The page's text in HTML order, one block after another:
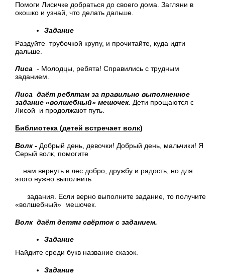
Помоги Лисичке добраться до своего дома. Загляни в
окошко и узнай, что делать дальше.
Задание
Раздуйте трубочкой крупу, и прочитайте, куда идти
дальше.
Лиса - Молодцы, ребята! Справились с трудным
заданием.
Лиса даёт ребятам за правильно выполненное
задание «волшебный» мешочек. Дети прощаются с
Лисой и продолжают путь.
Библиотека (детей встречает волк)
Волк - Добрый день, девочки! Добрый день, мальчики! Я
Серый волк, помогите
нам вернуть в лес добро, дружбу и радость, но для
этого нужно выполнить
задания. Если верно выполните задание, то получите
«волшебный» мешочек.
Волк даёт детям свёрток с заданием.
Задание
Найдите среди букв название сказок.
Задание